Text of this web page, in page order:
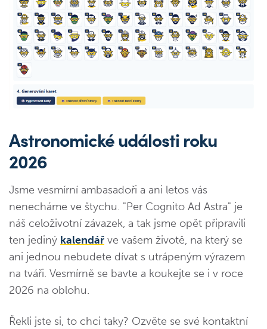
Astronomické události roku
2026
Jsme vesmírní ambasadoři a ani letos vás
nenecháme ve štychu. "Per Cognito Ad Astra" je
náš celoživotní závazek, a tak jsme opět připravili
ten jediný kalendář ve vašem životě, na který se
ani jednou nebudete dívat s utrápeným výrazem
na tváři. Vesmírně se bavte a koukejte se i v roce
2026 na oblohu.
Řekli jste si, to chci taky? Ozvěte se své kontaktní